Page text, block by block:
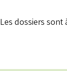
Les dossiers sont